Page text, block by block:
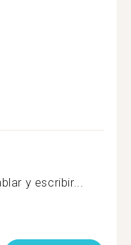
y escribir...